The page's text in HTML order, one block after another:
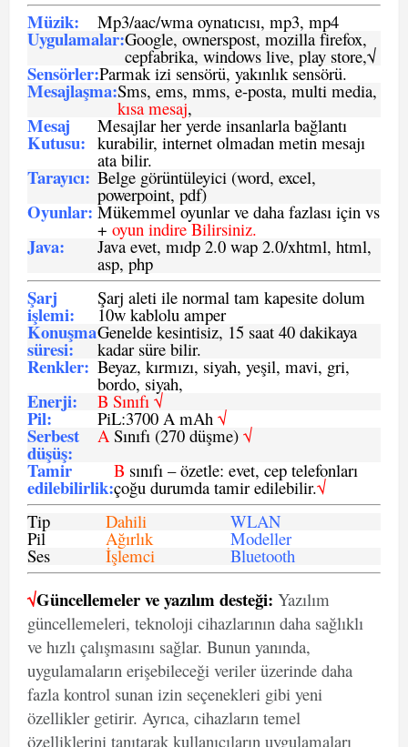
Müzik: Mp3/aac/wma oynatıcısı, mp3, mp4
Uygulamalar:Google, ownerspost, mozilla firefox,
cepfabrika, windows live, play store,√
Sensörler:Parmak izi sensörü, yakınlık sensörü.
Mesajlaşma:Sms, ems, mms, e-posta, multi media,
kısa mesaj,
Mesaj
Kutusu:
Mesajlar her yerde insanlarla bağlantı
kurabilir, internet olmadan metin mesajı
ata bilir.
Tarayıcı: Belge görüntüleyici (word, excel,
powerpoint, pdf)
Oyunlar: Mükemmel oyunlar ve daha fazlası için vs
+ oyun indire Bilirsiniz.
Java: Java evet, mıdp 2.0 wap 2.0/xhtml, html,
asp, php
Şarj
işlemi:
Şarj aleti ile normal tam kapesite dolum
10w kablolu amper
Konuşma
süresi:
Genelde kesintisiz, 15 saat 40 dakikaya
kadar süre bilir.
Renkler: Beyaz, kırmızı, siyah, yeşil, mavi, gri,
bordo, siyah,
Enerji: B Sınıfı √
Pil: PiL:3700 A mAh √
Serbest
düşüş:
ASınıfı (270 düşme) √
Tamir
edilebilirlik:
B sınıfı – özetle: evet, cep telefonları
çoğu durumda tamir edilebilir.√
Tip
Dahili WLAN
Pil Ağırlık Modeller
Ses İşlemci Bluetooth
√Güncellemeler ve yazılım desteği: Yazılım
güncellemeleri, teknoloji cihazlarının daha sağlıklı
ve hızlı çalışmasını sağlar. Bunun yanında,
uygulamaların erişebileceği veriler üzerinde daha
fazla kontrol sunan izin seçenekleri gibi yeni
özellikler getirir. Ayrıca, cihazların temel
özelliklerini tanıtarak kullanıcıların uygulamaları